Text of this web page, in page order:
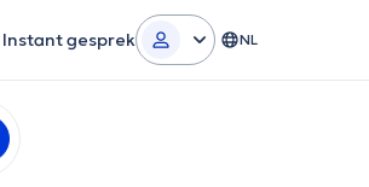
Instant gesprek NL